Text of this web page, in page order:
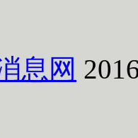
息网